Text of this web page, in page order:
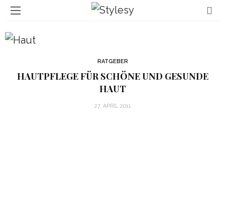
RATGEBER
HAUTPFLEGE FÜR SCHÖNE UND GESUNDE
HAUT
27. APRIL 2011